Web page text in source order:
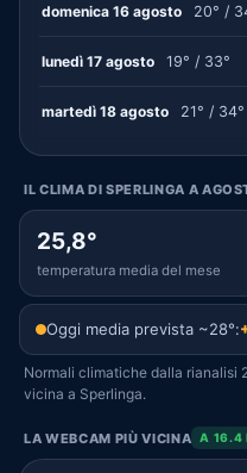
domenica 16 agosto 20° /
lunedì 17 agosto 19° / 33°
martedì 18 agosto 21° / 34°
IL CLIMA DI SPERLINGA A
25,8°
temperatura media del mese
Oggi media prevista ~28°:
Normali climatiche dalla rianalisi
vicina a Sperlinga.
LA WEBCAM PIÙ VICINA A 16.4